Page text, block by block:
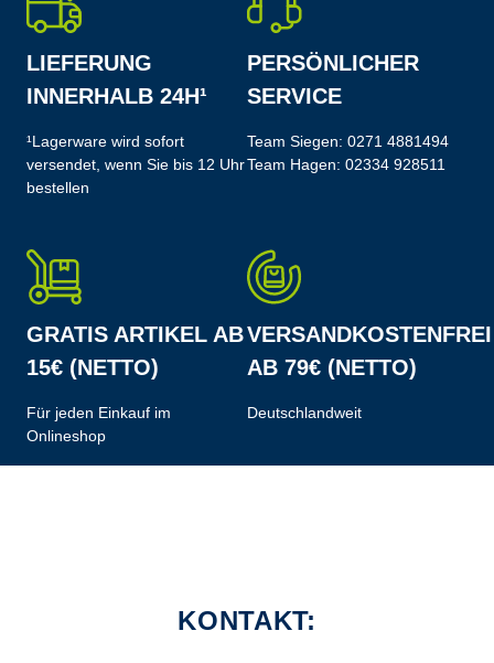
LIEFERUNG
INNERHALB 24H¹
¹Lagerware wird sofort
versendet, wenn Sie bis 12 Uhr
bestellen
PERSÖNLICHER
SERVICE
Team Siegen: 0271 4881494
Team Hagen: 02334 928511
GRATIS ARTIKEL AB
15€ (NETTO)
Für jeden Einkauf im
Onlineshop
VERSANDKOSTENFREI
AB 79€ (NETTO)
Deutschlandweit
KONTAKT: